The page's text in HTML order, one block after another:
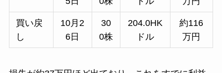
買い戻
し
10月2
6日
30
0株
204.0HK
ドル
約116
万円